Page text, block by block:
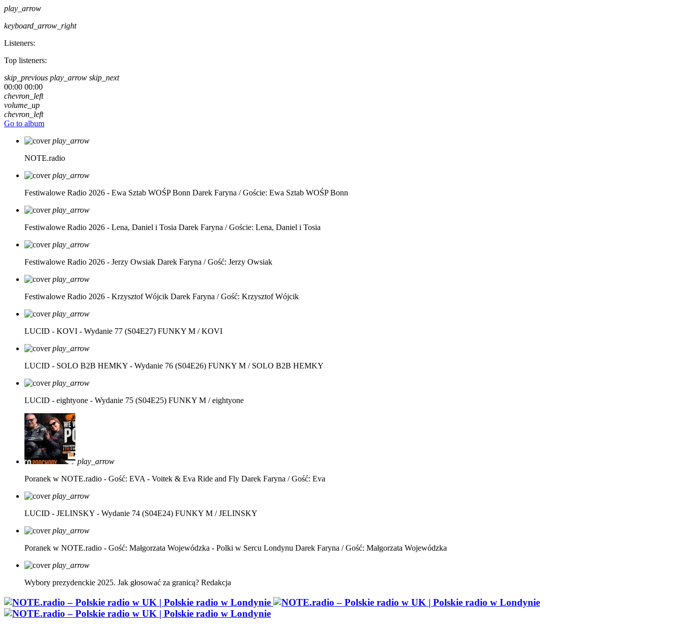
play_arrow
keyboard_arrow_right
Listeners:
Top listeners:
skip_previous play_arrow skip_next
00:00 00:00
chevron_left
volume_up
chevron_left
Go to album
play_arrow
NOTE.radio
play_arrow
Festiwalowe Radio 2026 - Ewa Sztab WOŚP Bonn Darek Faryna / Goście: Ewa Sztab WOŚP Bonn
play_arrow
Festiwalowe Radio 2026 - Lena, Daniel i Tosia Darek Faryna / Goście: Lena, Daniel i Tosia
play_arrow
Festiwalowe Radio 2026 - Jerzy Owsiak Darek Faryna / Gość: Jerzy Owsiak
play_arrow
Festiwalowe Radio 2026 - Krzysztof Wójcik Darek Faryna / Gość: Krzysztof Wójcik
play_arrow
LUCID - KOVI - Wydanie 77 (S04E27) FUNKY M / KOVI
play_arrow
LUCID - SOLO B2B HEMKY - Wydanie 76 (S04E26) FUNKY M / SOLO B2B HEMKY
play_arrow
LUCID - eightyone - Wydanie 75 (S04E25) FUNKY M / eightyone
play_arrow
Poranek w NOTE.radio - Gość: EVA - Voitek & Eva Ride and Fly Darek Faryna / Gość: Eva
play_arrow
LUCID - JELINSKY - Wydanie 74 (S04E24) FUNKY M / JELINSKY
play_arrow
Poranek w NOTE.radio - Gość: Małgorzata Wojewódzka - Polki w Sercu Londynu Darek Faryna / Gość: Małgorzata Wojewódzka
play_arrow
Wybory prezydenckie 2025. Jak głosować za granicą? Redakcja